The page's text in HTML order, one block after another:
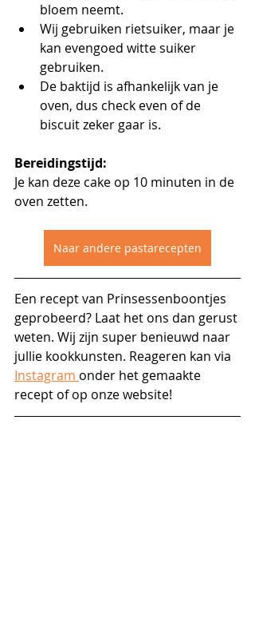
bloem neemt.
Wij gebruiken rietsuiker, maar je
kan evengoed witte suiker
gebruiken.
De baktijd is afhankelijk van je
oven, dus check even of de
biscuit zeker gaar is.
Bereidingstijd:
Je kan deze cake op 10 minuten in de
oven zetten.
Naar andere pastarecepten
Een recept van Prinsessenboontjes
geprobeerd? Laat het ons dan gerust
weten. Wij zijn super benieuwd naar
jullie kookkunsten. Reageren kan via
Instagram onder het gemaakte
recept of op onze website!